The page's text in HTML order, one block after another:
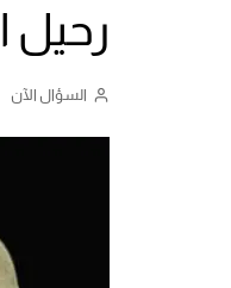
رحيل
السؤال الآن